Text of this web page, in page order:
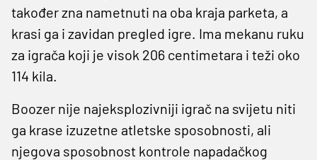
također zna nametnuti na oba kraja parketa, a
krasi ga i zavidan pregled igre. Ima mekanu ruku
za igrača koji je visok 206 centimetara i teži oko
114 kila.
Boozer nije najeksplozivniji igrač na svijetu niti
ga krase izuzetne atletske sposobnosti, ali
njegova sposobnost kontrole napadačkog